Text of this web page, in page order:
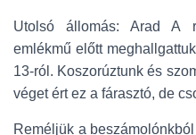
Utolsó állomás: Arad A
emlékmű előtt
13-ról. Koszorúztunk és
véget ért ez a fárasztó, de
Reméljük a